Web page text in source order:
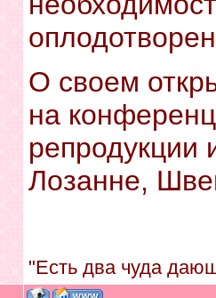
О своем
на
репродукции
Лозанне,
"Есть два чуда